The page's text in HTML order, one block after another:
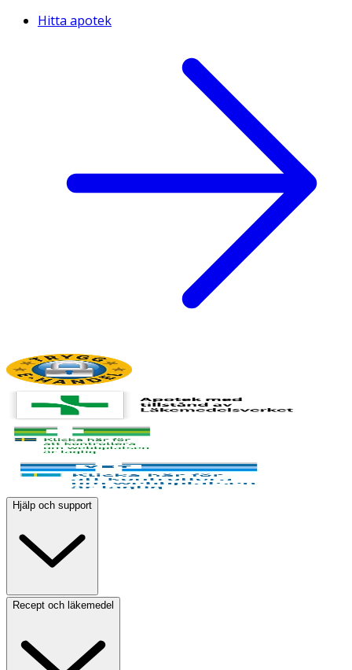
Hitta apotek
Hjälp och support
Recept och läkemedel